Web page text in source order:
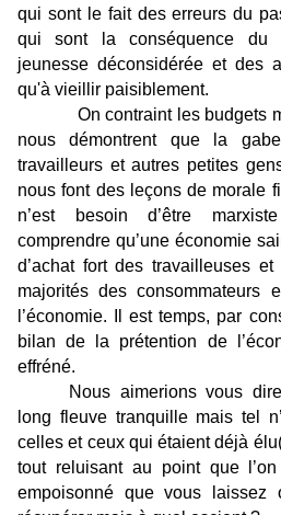
qui sont le fait des erreurs du
qui sont la conséquence du
jeunesse déconsidérée et des
qu'à vieillir paisiblement.
On contraint les budgets
nous démontrent que la
travailleurs et autres petites
nous font des leçons de morale
n’est besoin d’être
comprendre qu’une économie
d’achat fort des travailleuses
majorités des consommateurs
l’économie. Il est temps, par
bilan de la prétention de
effréné.
Nous aimerions vous
long fleuve tranquille mais tel
celles et ceux qui étaient déjà
tout reluisant au point que
empoisonné que vous